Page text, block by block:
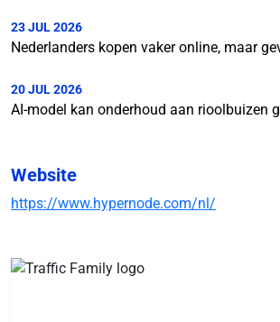
23 JUL 2026
Nederlanders kopen vaker online, maar
20 JUL 2026
AI-model kan onderhoud aan rioolbuizen
Website
https://www.hypernode.com/nl/